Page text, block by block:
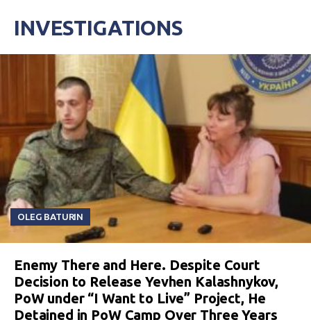
INVESTIGATIONS
OLEG BATURIN
Enemy There and Here. Despite Court
Decision to Release Yevhen Kalashnykov,
PoW under “I Want to Live” Project, He
Detained in PoW Camp Over Three Years